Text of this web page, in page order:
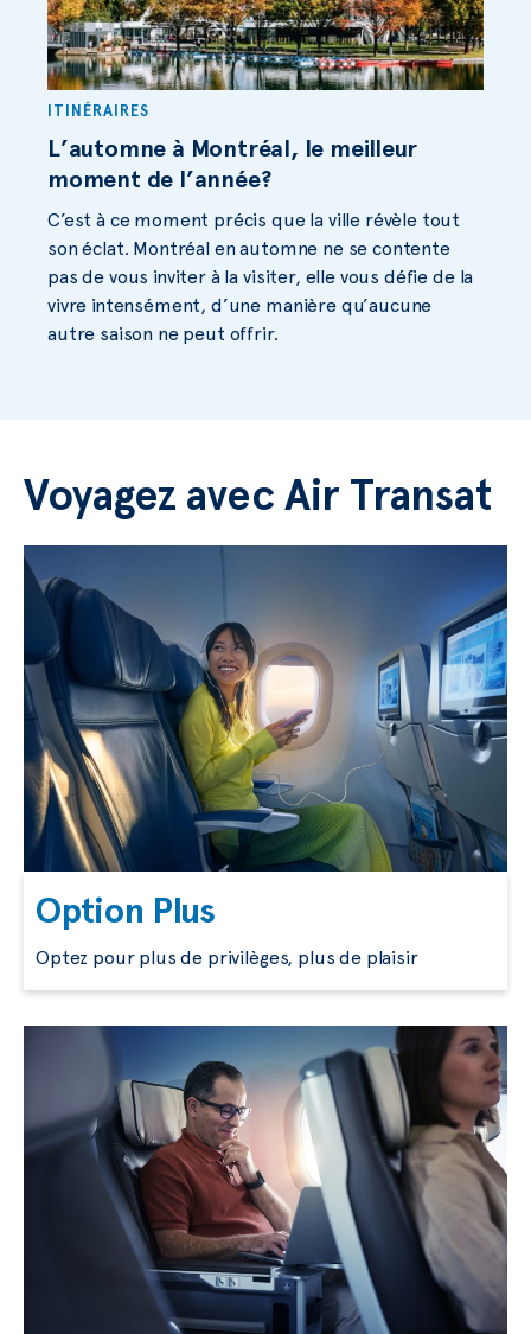
ITINÉRAIRES
L’automne à Montréal, le meilleur
moment de l’année?
C’est à ce moment précis que la ville révèle tout
son éclat. Montréal en automne ne se contente
pas de vous inviter à la visiter, elle vous défie de la
vivre intensément, d’une manière qu’aucune
autre saison ne peut offrir.
Voyagez avec Air Transat
Option Plus
Optez pour plus de privilèges, plus de plaisir